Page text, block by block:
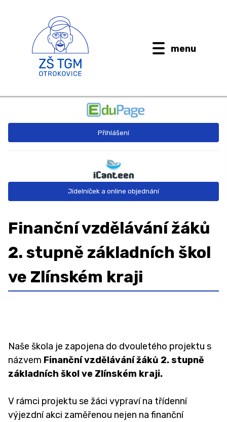
menu
BUDOUCÍ PRVŇÁČCI
AKTUALITY
Kontaktní informace
Organizace školního roku
Školská rada
Sběr papíru 2025/2026
Projekty
Ochrana oznamovatelů (whistleblowing)
Charakteristika školy
ZAMĚSTNANCI
Přihlášení
Jídelníček a online objednání
Finanční vzdělávání žáků
2. stupně základních škol
ve Zlínském kraji
Naše škola je zapojena do dvouletého projektu s
názvem Finanční vzdělávání žáků 2. stupně
základních škol ve Zlínském kraji.
V rámci projektu se žáci vypraví na třídenní
výjezdní akci zaměřenou nejen na finanční